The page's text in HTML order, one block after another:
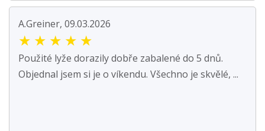
A.Greiner, 09.03.2026
★ ★ ★ ★ ★
Použité lyže dorazily dobře zabalené do 5 dnů.
Objednal jsem si je o víkendu. Všechno je skvělé, ...